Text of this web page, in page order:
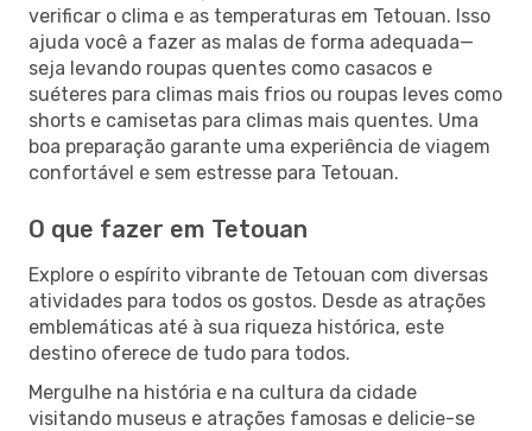
verificar o clima e as temperaturas em Tetouan. Isso
ajuda você a fazer as malas de forma adequada—
seja levando roupas quentes como casacos e
suéteres para climas mais frios ou roupas leves como
shorts e camisetas para climas mais quentes. Uma
boa preparação garante uma experiência de viagem
confortável e sem estresse para Tetouan.
O que fazer em Tetouan
Explore o espírito vibrante de Tetouan com diversas
atividades para todos os gostos. Desde as atrações
emblemáticas até à sua riqueza histórica, este
destino oferece de tudo para todos.
Mergulhe na história e na cultura da cidade
visitando museus e atrações famosas e delicie-se